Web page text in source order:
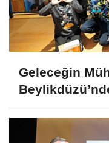
Geleceğin